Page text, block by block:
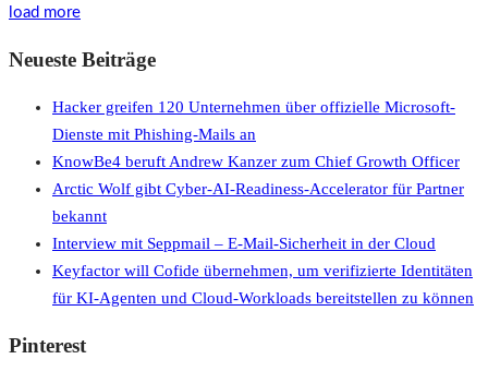
load more
Neueste Beiträge
Hacker greifen 120 Unternehmen über offizielle Microsoft-
Dienste mit Phishing-Mails an
KnowBe4 beruft Andrew Kanzer zum Chief Growth Officer
Arctic Wolf gibt Cyber-AI-Readiness-Accelerator für Partner
bekannt
Interview mit Seppmail – E-Mail-Sicherheit in der Cloud
Keyfactor will Cofide übernehmen, um verifizierte Identitäten
für KI-Agenten und Cloud-Workloads bereitstellen zu können
Pinterest